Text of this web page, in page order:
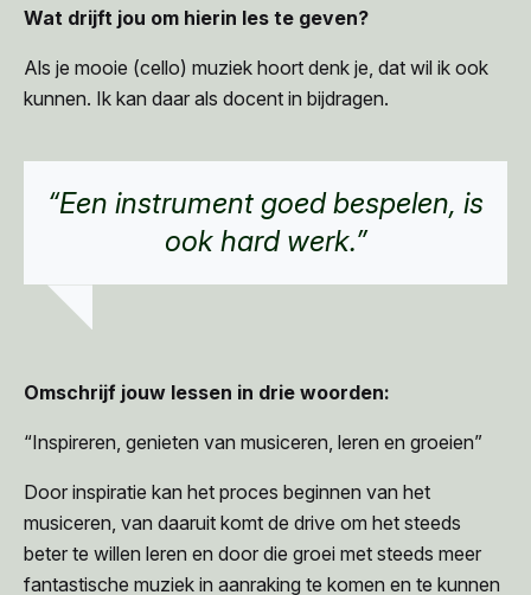
Wat drijft jou om hierin les te geven?
Als je mooie (cello) muziek hoort denk je, dat wil ik ook
kunnen. Ik kan daar als docent in bijdragen.
“Een instrument goed bespelen, is
ook hard werk.”
Omschrijf jouw lessen in drie woorden:
“Inspireren, genieten van musiceren, leren en groeien”
Door inspiratie kan het proces beginnen van het
musiceren, van daaruit komt de drive om het steeds
beter te willen leren en door die groei met steeds meer
fantastische muziek in aanraking te komen en te kunnen